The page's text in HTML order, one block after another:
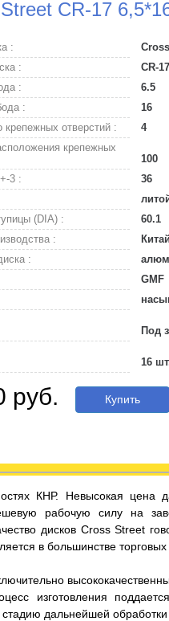
CR-17
:
:
CR-17
:
6.5
:
16
крепежных отверстий :
4
крепежных
100
3 :
36
(DIA) :
60.1
:
Китай
:
GMF
Под
16
руб. Купить
КНР. Невысокая цена
рабочую силу на
дисков Cross Street
в большинстве торговых
изготовления
дальнейшей